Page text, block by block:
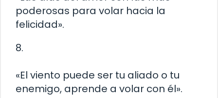
poderosas para volar hacia la
felicidad».
8.
«El viento puede ser tu aliado o tu
enemigo, aprende a volar con él».